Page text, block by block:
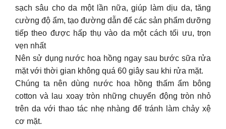
sạch sâu cho da một lần nữa, giúp làm dịu da, tăng
cường độ ẩm, tạo đường dẫn để các sản phẩm dưỡng
tiếp theo được hấp thụ vào da một cách tối ưu, trọn
vẹn nhất
Nên sử dụng nước hoa hồng ngay sau bước sữa rửa
mặt với thời gian không quá 60 giây sau khi rửa mặt.
Chúng ta nên dùng nước hoa hồng thấm ẩm bông
cotton và lau xoay tròn những chuyển động tròn nhỏ
trên da với thao tác nhẹ nhàng để tránh làm chảy xệ
cơ mặt.